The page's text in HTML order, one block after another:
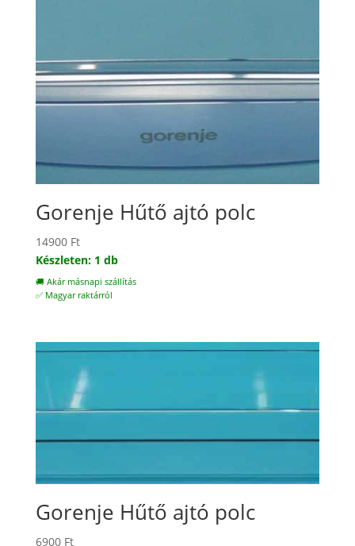
Gorenje Hűtő ajtó polc
14900 Ft
Készleten: 1 db
🚚 Akár másnapi szállítás
✅ Magyar raktárról
Gorenje Hűtő ajtó polc
6900 Ft